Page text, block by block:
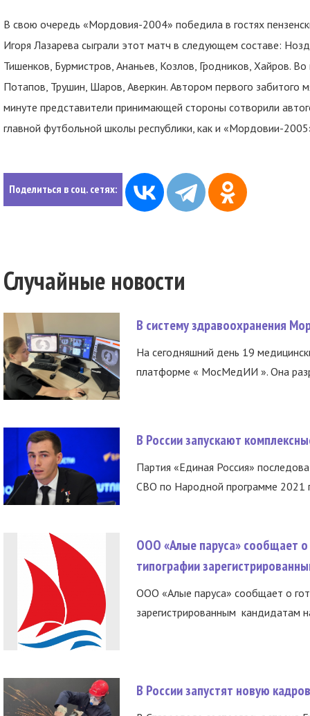
В свою очередь «Мордовия-2004» победила в гостях
Игоря Лазарева сыграли этот матч в следующем составе:
Тишенков, Бурмистров, Ананьев, Козлов, Гродников, Хайров.
Потапов, Трушин, Шаров, Аверкин. Автором первого забитого
минуте представители принимающей стороны сотворили
главной футбольной школы республики, как и «Мордовии-
Поделиться в соц. сетях:
Случайные новости
В систему здравоохранения
На сегодняшний день 19
платформе « МосМедИИ ». Она
В России запускают
Партия «Единая Россия»
СВО по Народной программе 2021
ООО «Алые паруса» сообщает о
типографии
ООО «Алые паруса» сообщает о
зарегистрированным кандидатам
В России запустят новую